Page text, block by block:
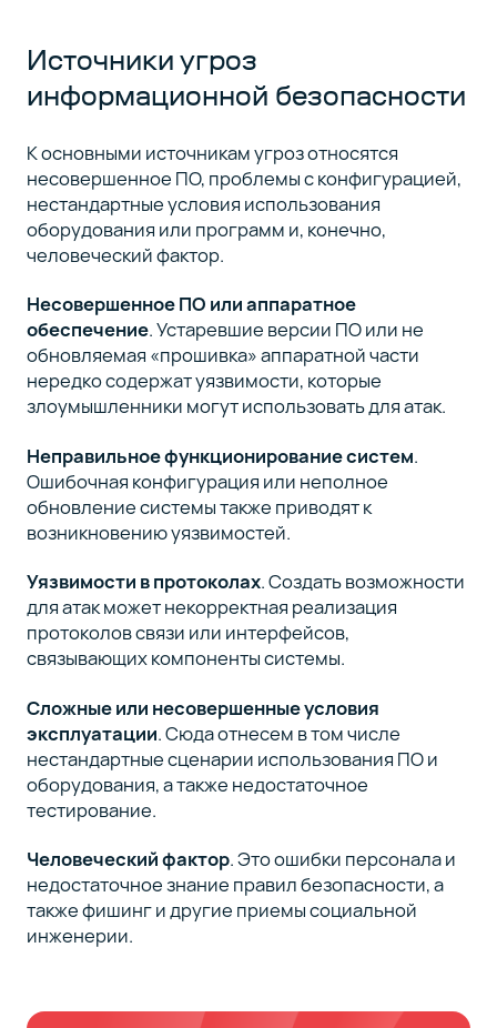
Источники угроз
информационной безопасности
К основными источникам угроз относятся
несовершенное ПО, проблемы с конфигурацией,
нестандартные условия использования
оборудования или программ и, конечно,
человеческий фактор.
Несовершенное ПО или аппаратное
обеспечение. Устаревшие версии ПО или не
обновляемая «прошивка» аппаратной части
нередко содержат уязвимости, которые
злоумышленники могут использовать для атак.
Неправильное функционирование систем.
Ошибочная конфигурация или неполное
обновление системы также приводят к
возникновению уязвимостей.
Уязвимости в протоколах. Создать возможности
для атак может некорректная реализация
протоколов связи или интерфейсов,
связывающих компоненты системы.
Сложные или несовершенные условия
эксплуатации. Сюда отнесем в том числе
нестандартные сценарии использования ПО и
оборудования, а также недостаточное
тестирование.
Человеческий фактор. Это ошибки персонала и
недостаточное знание правил безопасности, а
также фишинг и другие приемы социальной
инженерии.